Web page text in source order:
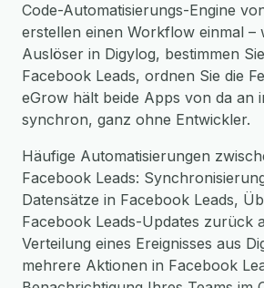
Code-Automatisierungs-Engine
erstellen einen Workflow einmal –
Auslöser in Digylog, bestimmen
Facebook Leads, ordnen Sie die
eGrow hält beide Apps von da an
synchron, ganz ohne Entwickler.
Häufige Automatisierungen
Facebook Leads:
Datensätze in Facebook Leads,
Facebook Leads-Updates zurück
Verteilung eines Ereignisses aus
mehrere Aktionen in Facebook